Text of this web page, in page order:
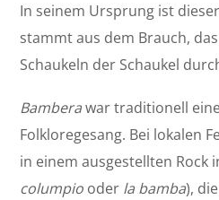
In seinem Ursprung ist
stammt aus dem Brauch,
Schaukeln der Schaukel
Bamberawar traditionell
Folkloregesang. Bei lokalen
in einem ausgestellten Rock
columpio oder la bamba),